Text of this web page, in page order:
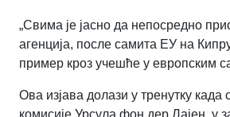
„Свима је јасно да непосредно
агенција, после самита ЕУ на
пример кроз учешће у европским
Ова изјава долази у тренутку
комисије Урсула фон дер Лајен, у